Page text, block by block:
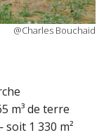
@Charles Bouchaid
m³ de terre
1 330 m²